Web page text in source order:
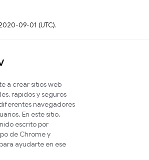
09-01 (UTC).
a crear sitios web
rápidos y seguros
navegadores
En este sitio,
escrito por
de Chrome y
ayudarte en ese